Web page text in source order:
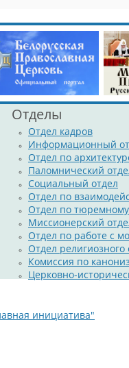
Отделы
Отдел кадров
Информационный
Отдел по
Паломнический
Социальный отдел
Отдел по
Отдел по
Миссионерский
Отдел по работе с
Отдел
Комиссия по
Церковно-
инициатива"